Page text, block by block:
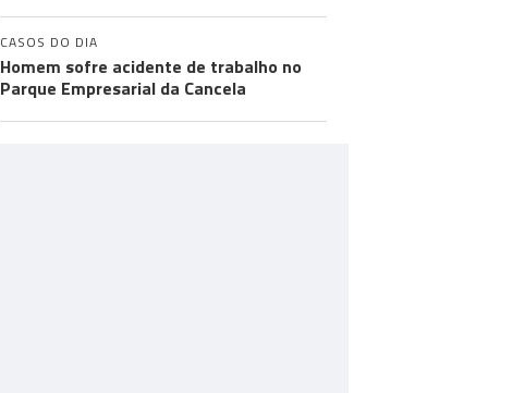
CASOS DO DIA
Homem sofre acidente de trabalho no
Parque Empresarial da Cancela